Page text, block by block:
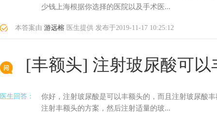
少钱上海根据你选择的医院以及手术医...
本答案由 游远榕 医生提供 发布于2019-11-17 10:25:12
[丰额头] 注射玻尿酸可以
医生回答：
你好，注射玻尿酸是可以丰额头的，而且注射玻尿酸
注射丰额头的方案，然后注射适量的玻...